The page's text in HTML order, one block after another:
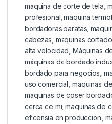
maquina de corte de tela ,
profesional ,maquina
bordadoras baratas ,
cabezas maquinas
alta velocidad Máquinas
máquinas de bordado
bordado para negocios
uso comercial maquinas
máquinas de coser
cerca de mi ,maquinas de
eficensia en produccion